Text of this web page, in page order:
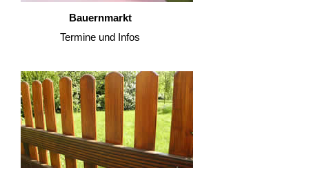
Bauernmarkt
Termine und Infos